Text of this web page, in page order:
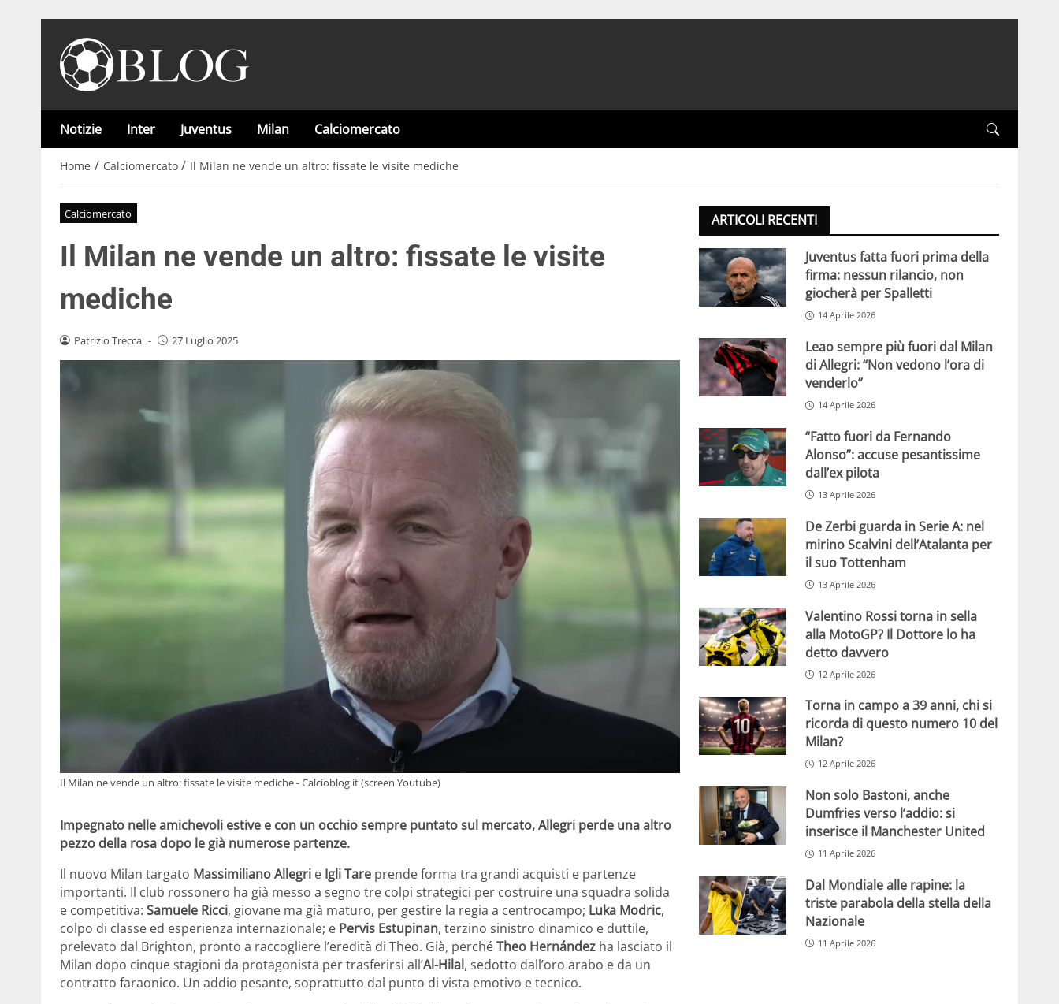
Notizie Inter Juventus Milan Calciomercato
Home / Calciomercato / Il Milan ne vende un altro: fissate le visite mediche
Calciomercato
Il Milan ne vende un altro: fissate le visite
mediche
Patrizio Trecca - 27 Luglio 2025
Il Milan ne vende un altro: fissate le visite mediche - Calcioblog.it (screen Youtube)
Impegnato nelle amichevoli estive e con un occhio sempre puntato sul mercato, Allegri perde una altro
pezzo della rosa dopo le già numerose partenze.
Il nuovo Milan targato Massimiliano Allegri e Igli Tare prende forma tra grandi acquisti e partenze
importanti. Il club rossonero ha già messo a segno tre colpi strategici per costruire una squadra solida
e competitiva: Samuele Ricci, giovane ma già maturo, per gestire la regia a centrocampo; Luka Modric,
colpo di classe ed esperienza internazionale; e Pervis Estupinan, terzino sinistro dinamico e duttile,
prelevato dal Brighton, pronto a raccogliere l’eredità di Theo. Già, perchéTheo Hernández ha lasciato il
Milan dopo cinque stagioni da protagonista per trasferirsi all’Al-Hilal, sedotto dall’oro arabo e da un
contratto faraonico. Un addio pesante, soprattutto dal punto di vista emotivo e tecnico.
ARTICOLI RECENTI
Juventus fatta fuori prima della
firma: nessun rilancio, non
giocherà per Spalletti
14 Aprile 2026
Leao sempre più fuori dal Milan
di Allegri: “Non vedono l’ora di
venderlo”
14 Aprile 2026
“Fatto fuori da Fernando
Alonso”: accuse pesantissime
dall’ex pilota
13 Aprile 2026
De Zerbi guarda in Serie A: nel
mirino Scalvini dell’Atalanta per
il suo Tottenham
13 Aprile 2026
Valentino Rossi torna in sella
alla MotoGP? Il Dottore lo ha
detto davvero
12 Aprile 2026
Torna in campo a 39 anni, chi si
ricorda di questo numero 10 del
Milan?
12 Aprile 2026
Non solo Bastoni, anche
Dumfries verso l’addio: si
inserisce il Manchester United
11 Aprile 2026
Dal Mondiale alle rapine: la
triste parabola della stella della
Nazionale
11 Aprile 2026